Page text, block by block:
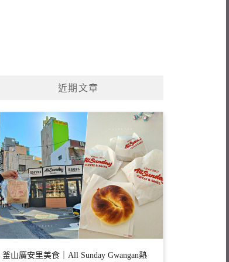
近期文章
釜山廣安里美食｜All Sunday Gwangan熱